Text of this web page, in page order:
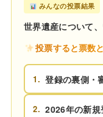
みんなの投票結果
世界遺産について
投票すると票数
1. 登録の裏側・
2. 2026年の新